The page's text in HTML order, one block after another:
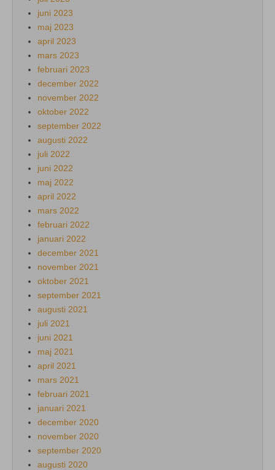
juni 2023
maj 2023
april 2023
mars 2023
februari 2023
december 2022
november 2022
oktober 2022
september 2022
augusti 2022
juli 2022
juni 2022
maj 2022
april 2022
mars 2022
februari 2022
januari 2022
december 2021
november 2021
oktober 2021
september 2021
augusti 2021
juli 2021
juni 2021
maj 2021
april 2021
mars 2021
februari 2021
januari 2021
december 2020
november 2020
september 2020
augusti 2020